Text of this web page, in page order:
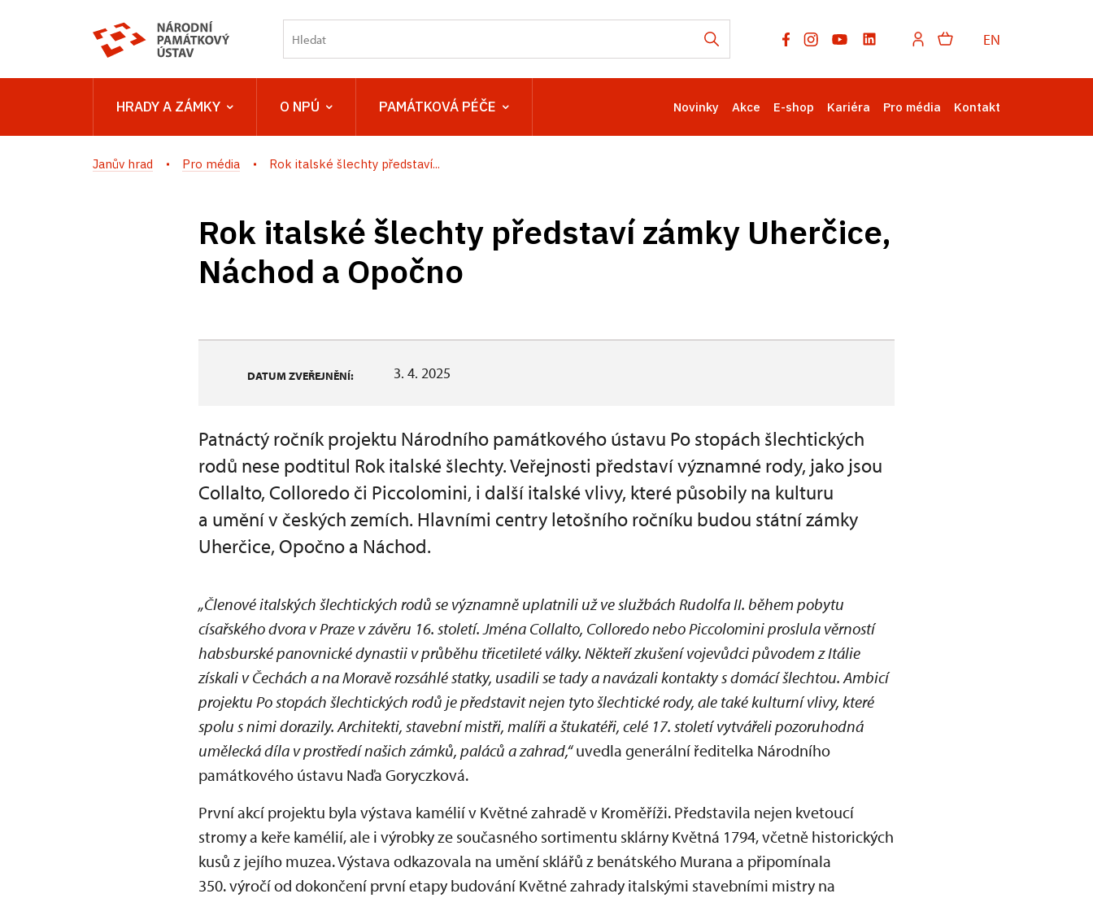
EN
HRADY A ZÁMKY O NPÚ PAMÁTKOVÁ PÉČE Novinky Akce E-shop Kariéra Pro média Kontakt
Janův hrad Pro média Rok italské šlechty představí...
Rok italské šlechty představí zámky Uherčice,
Náchod a Opočno
DATUM ZVEŘEJNĚNÍ: 3. 4. 2025
Patnáctý ročník projektu Národního památkového ústavu Po stopách šlechtických
rodů nese podtitul Rok italské šlechty. Veřejnosti představí významné rody, jako jsou
Collalto, Colloredo či Piccolomini, i další italské vlivy, které působily na kulturu
a umění v českých zemích. Hlavními centry letošního ročníku budou státní zámky
Uherčice, Opočno a Náchod.
„Členové italských šlechtických rodů se významně uplatnili už ve službách Rudolfa II. během pobytu
císařského dvora v Praze v závěru 16. století. Jména Collalto, Colloredo nebo Piccolomini proslula věrností
habsburské panovnické dynastii v průběhu třicetileté války. Někteří zkušení vojevůdci původem z Itálie
získali v Čechách a na Moravě rozsáhlé statky, usadili se tady a navázali kontakty s domácí šlechtou. Ambicí
projektu Po stopách šlechtických rodů je představit nejen tyto šlechtické rody, ale také kulturní vlivy, které
spolu s nimi dorazily. Architekti, stavební mistři, malíři a štukatéři, celé 17. století vytvářeli pozoruhodná
umělecká díla v prostředí našich zámků, paláců a zahrad,“uvedla generální ředitelka Národního
památkového ústavu Naďa Goryczková.
První akcí projektu byla výstava kamélií v Květné zahradě v Kroměříži. Představila nejen kvetoucí
stromy a keře kamélií, ale i výrobky ze současného sortimentu sklárny Květná 1794, včetně historických
kusů z jejího muzea. Výstava odkazovala na umění sklářů z benátského Murana a připomínala
350. výročí od dokončení první etapy budování Květné zahrady italskými stavebními mistry na